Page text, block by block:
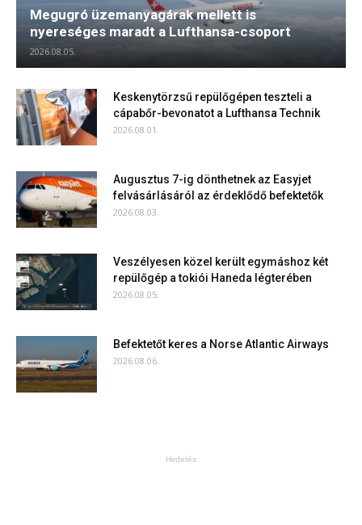
Megugró üzemanyagárak mellett is
nyereséges maradt a Lufthansa-csoport
2026.08.05.
Keskenytörzsű repülőgépen teszteli a
cápabőr-bevonatot a Lufthansa Technik
2026.08.01.
Augusztus 7-ig dönthetnek az Easyjet
felvásárlásáról az érdeklődő befektetők
2026.08.03.
Veszélyesen közel került egymáshoz két
repülőgép a tokiói Haneda légterében
2026.08.05.
Befektetőt keres a Norse Atlantic Airways
2026.08.06.
Hirdetés